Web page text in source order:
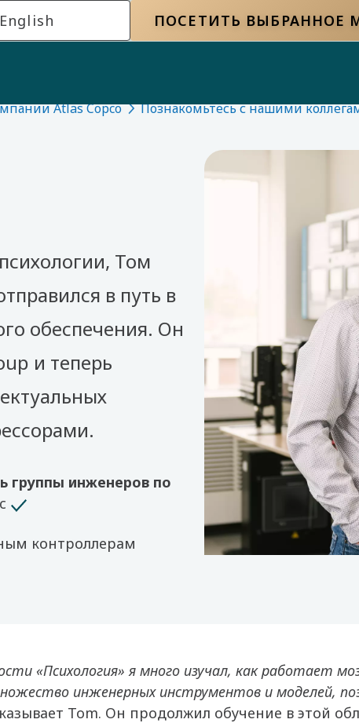
English ПОСЕТИТЬ ВЫБРАННОЕ
Atlas Copco Познакомьтесь с нашими
Том
в путь в
обеспечения. Он
и теперь
группы инженеров по
контроллерам
«Психология» я много изучал, как работает
инженерных инструментов и моделей,
Tom. Он продолжил обучение в этой